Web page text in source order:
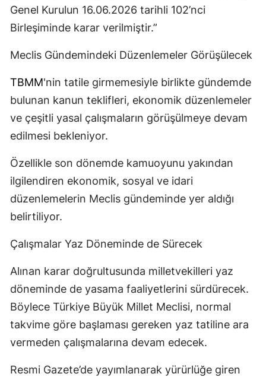
Genel Kurulun 16.06.2026 tarihli 102’nci
Birleşiminde karar verilmiştir.”
Meclis Gündemindeki Düzenlemeler Görüşülecek
TBMM'nin tatile girmemesiyle birlikte gündemde
bulunan kanun teklifleri, ekonomik düzenlemeler
ve çeşitli yasal çalışmaların görüşülmeye devam
edilmesi bekleniyor.
Özellikle son dönemde kamuoyunu yakından
ilgilendiren ekonomik, sosyal ve idari
düzenlemelerin Meclis gündeminde yer aldığı
belirtiliyor.
Çalışmalar Yaz Döneminde de Sürecek
Alınan karar doğrultusunda milletvekilleri yaz
döneminde de yasama faaliyetlerini sürdürecek.
Böylece Türkiye Büyük Millet Meclisi, normal
takvime göre başlaması gereken yaz tatiline ara
vermeden çalışmalarına devam edecek.
Resmi Gazete’de yayımlanarak yürürlüğe giren